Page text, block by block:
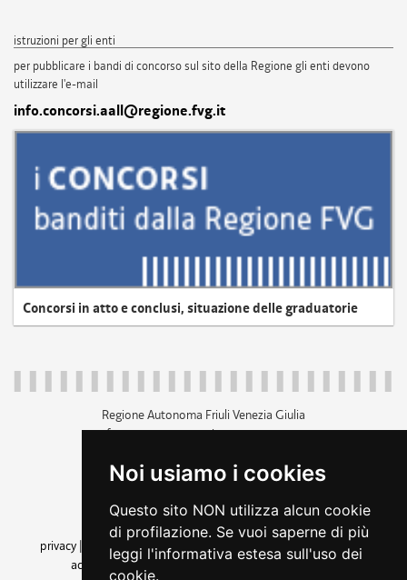
Noi usiamo i cookies
Questo sito NON utilizza alcun cookie
di profilazione. Se vuoi saperne di più
leggi l'informativa estesa sull'uso dei
cookie.
istruzioni per gli enti
per pubblicare i bandi di concorso sul sito della Regione gli enti devono
utilizzare l'e-mail
info.concorsi.aall@regione.fvg.it
Concorsi in atto e conclusi, situazione delle graduatorie
Regione Autonoma Friuli Venezia Giulia
c.f. 80014930327; p.iva 00526040324
+39 040 3771111
amministrazione trasparente
privacy
cookie |note legali accessibilità
dichiarazione di
accessibilità| feedback cambio preferenze cookie